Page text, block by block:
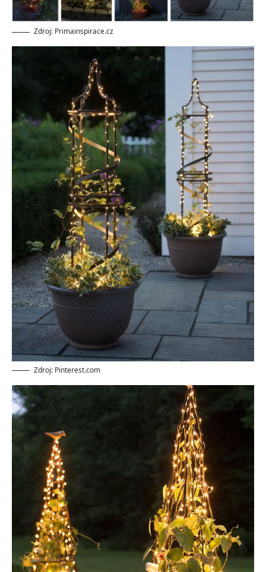
Zdroj: Primainspirace.cz
Zdroj: Pinterest.com